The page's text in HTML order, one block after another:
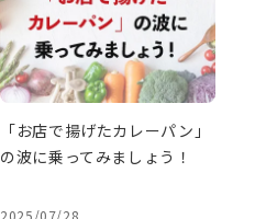
「お店で揚げたカレーパン」
の波に乗ってみましょう！
2025/07/28